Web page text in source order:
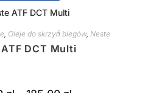
Oleje do skrzyń biegów, Neste
DCT Multi